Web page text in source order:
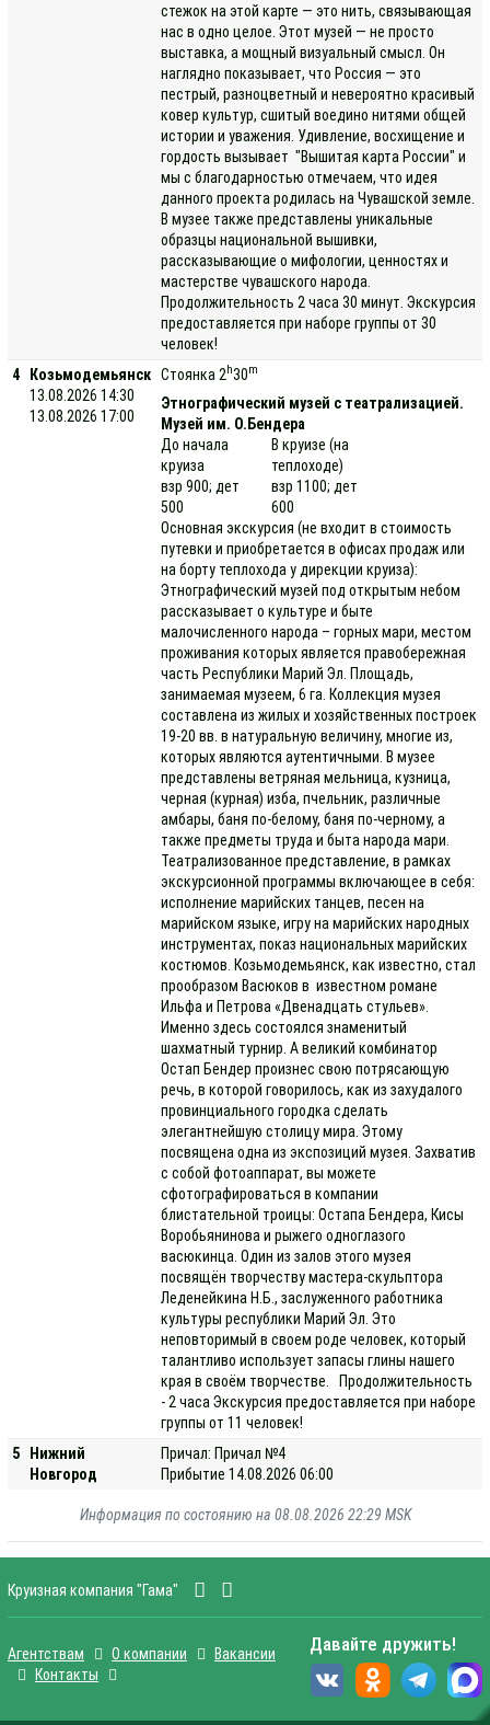
стежок на этой карте — это нить, связывающая
нас в одно целое. Этот музей — не просто
выставка, а мощный визуальный смысл. Он
наглядно показывает, что Россия — это
пестрый, разноцветный и невероятно красивый
ковер культур, сшитый воедино нитями общей
истории и уважения. Удивление, восхищение и
гордость вызывает "Вышитая карта России" и
мы с благодарностью отмечаем, что идея
данного проекта родилась на Чувашской земле.
В музее также представлены уникальные
образцы национальной вышивки,
рассказывающие о мифологии, ценностях и
мастерстве чувашского народа.
Продолжительность 2 часа 30 минут. Экскурсия
предоставляется при наборе группы от 30
человек!
4
Козьмодемьянск
13.08.2026 14:30
13.08.2026 17:00
Стоянка 2 h30m
Этнографический музей с театрализацией.
Музей им. О.Бендера
До начала
круиза
взр 900; дет
500
В круизе (на
теплоходе)
взр 1100; дет
600
Основная экскурсия (не входит в стоимость
путевки и приобретается в офисах продаж или
на борту теплохода у дирекции круиза):
Этнографический музей под открытым небом
рассказывает о культуре и быте
малочисленного народа – горных мари, местом
проживания которых является правобережная
часть Республики Марий Эл. Площадь,
занимаемая музеем, 6 га. Коллекция музея
составлена из жилых и хозяйственных построек
19-20 вв. в натуральную величину, многие из,
которых являются аутентичными. В музее
представлены ветряная мельница, кузница,
черная (курная) изба, пчельник, различные
амбары, баня по-белому, баня по-черному, а
также предметы труда и быта народа мари.
Театрализованное представление, в рамках
экскурсионной программы включающее в себя:
исполнение марийских танцев, песен на
марийском языке, игру на марийских народных
инструментах, показ национальных марийских
костюмов. Козьмодемьянск, как известно, стал
прообразом Васюков в известном романе
Ильфа и Петрова «Двенадцать стульев».
Именно здесь состоялся знаменитый
шахматный турнир. А великий комбинатор
Остап Бендер произнес свою потрясающую
речь, в которой говорилось, как из захудалого
провинциального городка сделать
элегантнейшую столицу мира. Этому
посвящена одна из экспозиций музея. Захватив
с собой фотоаппарат, вы можете
сфотографироваться в компании
блистательной троицы: Остапа Бендера, Кисы
Воробьянинова и рыжего одноглазого
васюкинца. Один из залов этого музея
посвящён творчеству мастера-скульптора
Леденейкина Н.Б., заслуженного работника
культуры республики Марий Эл. Это
неповторимый в своем роде человек, который
талантливо использует запасы глины нашего
края в своём творчестве. Продолжительность
- 2 часа Экскурсия предоставляется при наборе
группы от 11 человек!
5
Нижний
Новгород
Причал: Причал №4
Прибытие 14.08.2026 06:00
Информация по состоянию на 08.08.2026 22:29 MSK
Круизная компания "Гама"
Агентствам О компании
Вакансии
Контакты
Давайте дружить!